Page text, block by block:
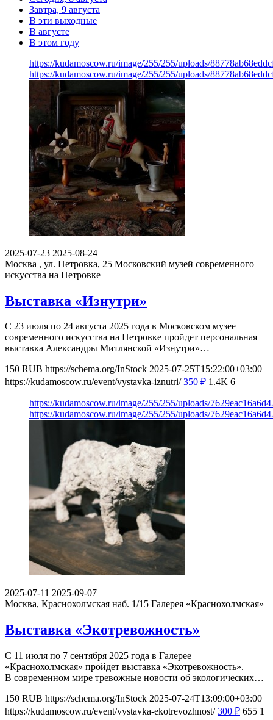
Завтра, 9 августа
В эти выходные
В августе
В этом году
https://kudamoscow.ru/image/255/255/uploads/
https://kudamoscow.ru/image/255/255/uploads/
2025-07-23 2025-08-24
Москва , ул. Петровка, 25 Московский музей современного
искусства на Петровке
Выставка «Изнутри»
С 23 июля по 24 августа 2025 года в Московском музее
современного искусства на Петровке пройдет персональная
выставка Александры Митлянской «Изнутри»…
150 RUB https://schema.org/InStock 2025-07-25T15:22:00+03:00
https://kudamoscow.ru/event/vystavka-iznutri/ 350 ₽ 1.4K 6
https://kudamoscow.ru/image/255/255/uploads/
https://kudamoscow.ru/image/255/255/uploads/
2025-07-11 2025-09-07
Москва, Краснохолмская наб. 1/15 Галерея «Краснохолмская»
Выставка «Экотревожность»
С 11 июля по 7 сентября 2025 года в Галерее
«Краснохолмская» пройдет выставка «Экотревожность».
В современном мире тревожные новости об экологических…
150 RUB https://schema.org/InStock 2025-07-24T13:09:00+03:00
https://kudamoscow.ru/event/vystavka-ekotrevozhnost/ 300 ₽ 655 1